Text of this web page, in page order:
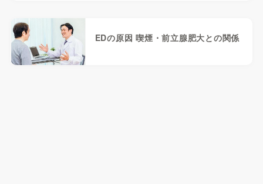
EDの原因 喫煙・前立腺肥大との関係